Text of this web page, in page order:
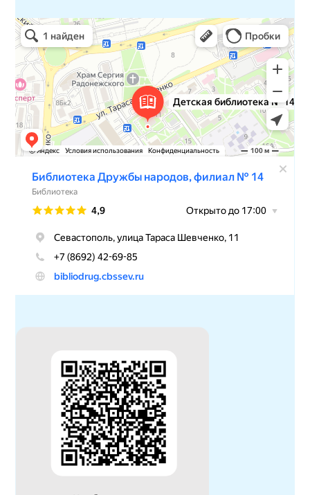
Детская библиотека № 14 Дружбы народов
Библиотека в Севастополе